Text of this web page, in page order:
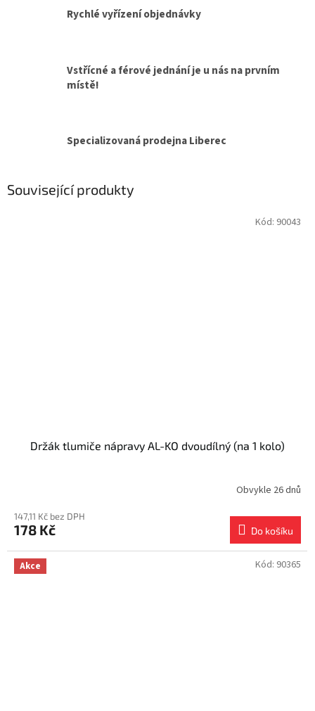
Rychlé vyřízení objednávky
Vstřícné a férové jednání je u nás na prvním
místě!
Specializovaná prodejna Liberec
Související produkty
Držák tlumiče nápravy AL-KO dvoudílný (na 1 kolo)
Obvykle 26 dnů
147,11 Kč bez DPH
178 Kč Do košíku
Kód: 90043
Akce Kód: 90365